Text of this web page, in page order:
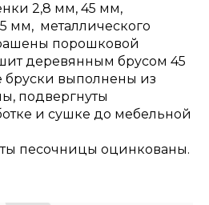
2,8 мм, 45 мм,
мм, металлического
порошковой
деревянным брусом 45
выполнены из
подвергнуты
и сушке до мебельной
песочницы оцинкованы.